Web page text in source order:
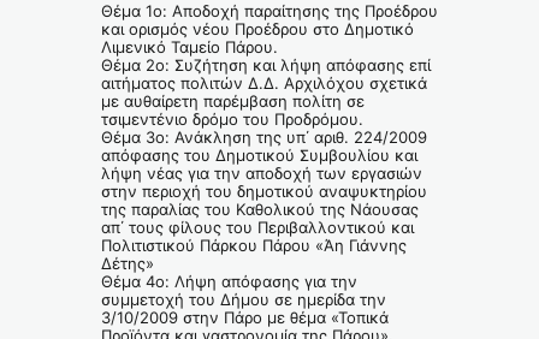
Θέμα 1ο: Αποδοχή παραίτησης της Προέδρου
και ορισμός νέου Προέδρου στο Δημοτικό
Λιμενικό Ταμείο Πάρου.
Θέμα 2ο: Συζήτηση και λήψη απόφασης επί
αιτήματος πολιτών Δ.Δ. Αρχιλόχου σχετικά
με αυθαίρετη παρέμβαση πολίτη σε
τσιμεντένιο δρόμο του Προδρόμου.
Θέμα 3ο: Ανάκληση της υπ΄ αριθ. 224/2009
απόφασης του Δημοτικού Συμβουλίου και
λήψη νέας για την αποδοχή των εργασιών
στην περιοχή του δημοτικού αναψυκτηρίου
της παραλίας του Καθολικού της Νάουσας
απ΄ τους φίλους του Περιβαλλοντικού και
Πολιτιστικού Πάρκου Πάρου «Άη Γιάννης
Δέτης»
Θέμα 4ο: Λήψη απόφασης για την
συμμετοχή του Δήμου σε ημερίδα την
3/10/2009 στην Πάρο με θέμα «Τοπικά